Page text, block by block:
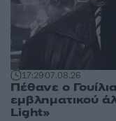
17:2907.08.26
Πέθανε ο
εμβληματικού
Light»